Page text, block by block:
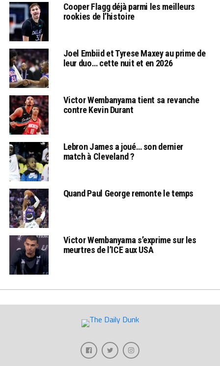
Cooper Flagg déjà parmi les meilleurs
rookies de l’histoire
Joel Embiid et Tyrese Maxey au prime de
leur duo… cette nuit et en 2026
Victor Wembanyama tient sa revanche
contre Kevin Durant
Lebron James a joué… son dernier
match à Cleveland ?
Quand Paul George remonte le temps
Victor Wembanyama s’exprime sur les
meurtres de l’ICE aux USA